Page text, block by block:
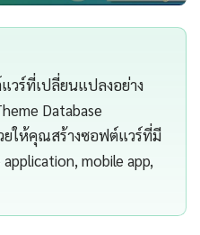
วร์ที่เปลี่ยนแปลงอย่าง
Database
ยให้คุณสร้างซอฟต์แวร์ที่มี
mobile app,